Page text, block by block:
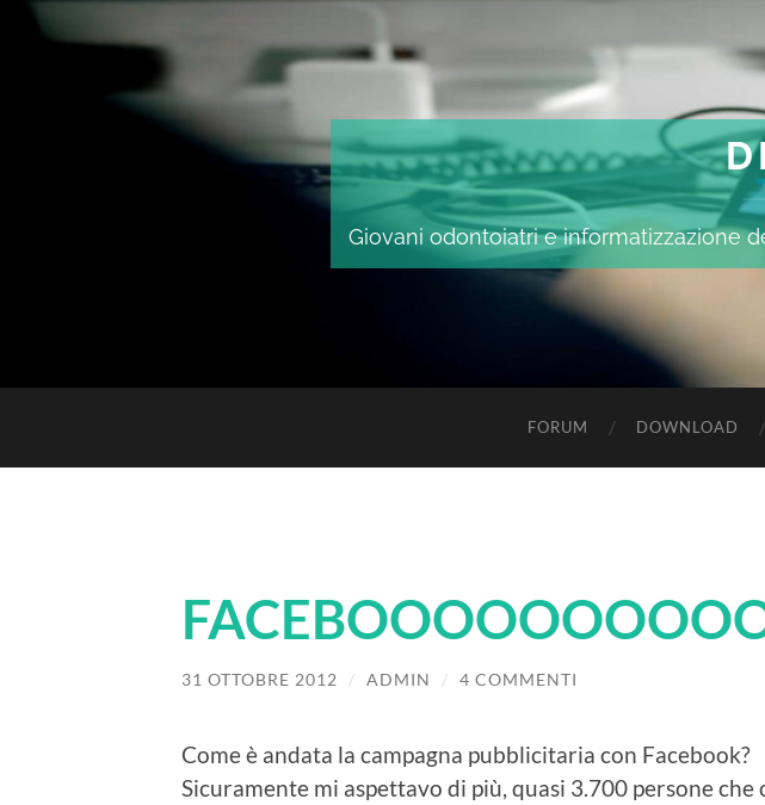
Giovani odontoiatri e informatizzazione
FORUM DOWNLOAD
31 OTTOBRE 2012 / ADMIN / 4 COMMENTI
Come è andata la campagna pubblicitaria con Facebook?
Sicuramente mi aspettavo di più, quasi 3.700 persone che